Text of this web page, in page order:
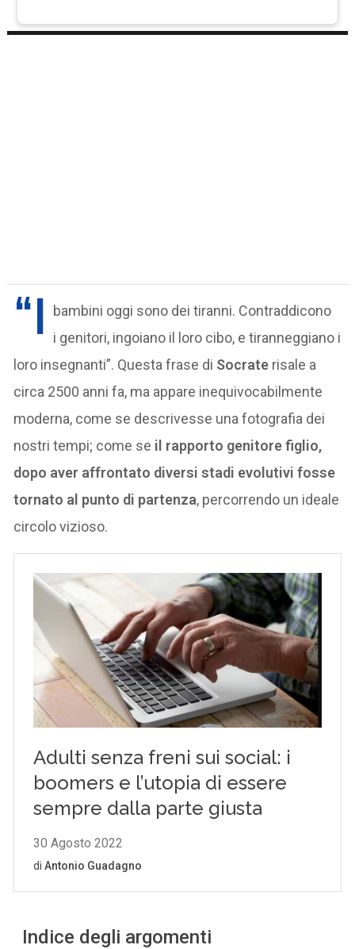
“I
bambini oggi sono dei tiranni. Contraddicono
i genitori, ingoiano il loro cibo, e tiranneggiano i
loro insegnanti”. Questa frase di Socrate risale a
circa 2500 anni fa, ma appare inequivocabilmente
moderna, come se descrivesse una fotografia dei
nostri tempi; come se il rapporto genitore figlio,
dopo aver affrontato diversi stadi evolutivi fosse
tornato al punto di partenza, percorrendo un ideale
circolo vizioso.
Indice degli argomenti